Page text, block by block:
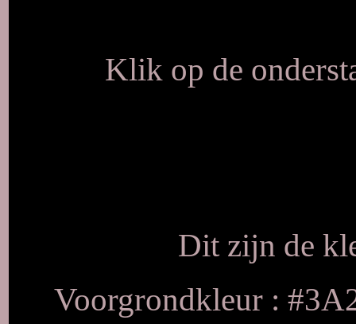
Klik op de
Dit zijn de
Voorgrondkleur :